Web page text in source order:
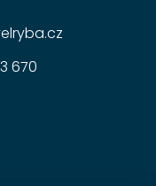
670